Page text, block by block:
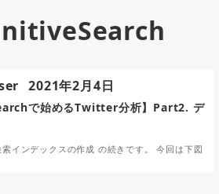
で始めるTwitter分析】Part2. デ
インデックスの作成 の続きです。 今回は下図
2021年2月4日